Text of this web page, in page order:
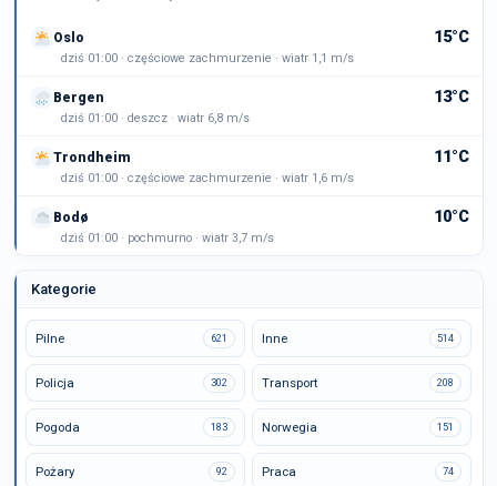
Oslo 15°C
dziś 01:00 · częściowe zachmurzenie · wiatr 1,1 m/s
Bergen 13°C
dziś 01:00 · deszcz · wiatr 6,8 m/s
Trondheim 11°C
dziś 01:00 · częściowe zachmurzenie · wiatr 1,6 m/s
Bodø 10°C
dziś 01:00 · pochmurno · wiatr 3,7 m/s
Kategorie
Pilne 621 Inne 514
Policja 302 Transport 208
Pogoda 183 Norwegia 151
Pożary 92 Praca 74